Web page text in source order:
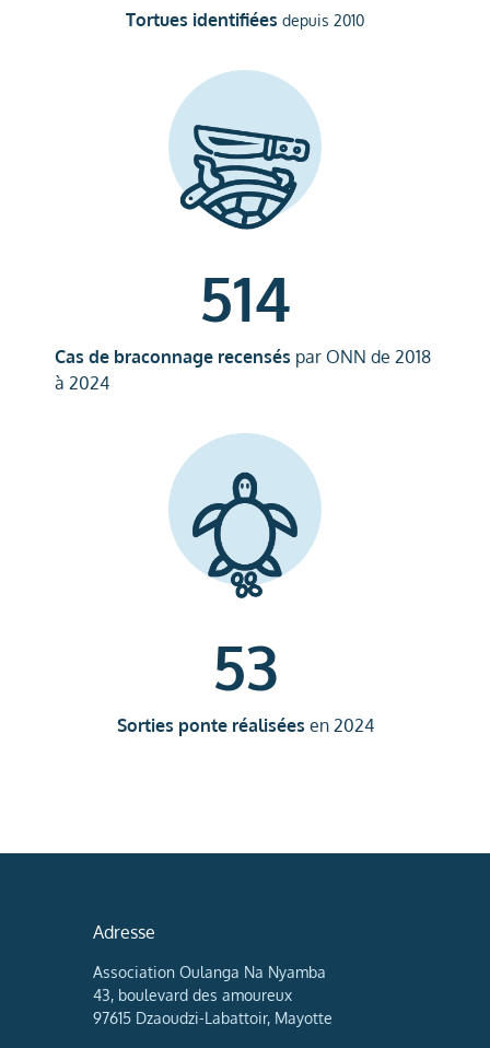
Tortues identifiées depuis 2010
Cas de braconnage recensés par ONN de 2018
à 2024
514
Sorties ponte réalisées en 2024
53
Adresse
Association Oulanga Na Nyamba
43, boulevard des amoureux
97615 Dzaoudzi-Labattoir, Mayotte